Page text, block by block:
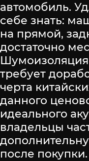
автомобиль.
себе знать:
на прямой,
достаточно
требует
черта
данного
идеального
владельцы
после покупки.